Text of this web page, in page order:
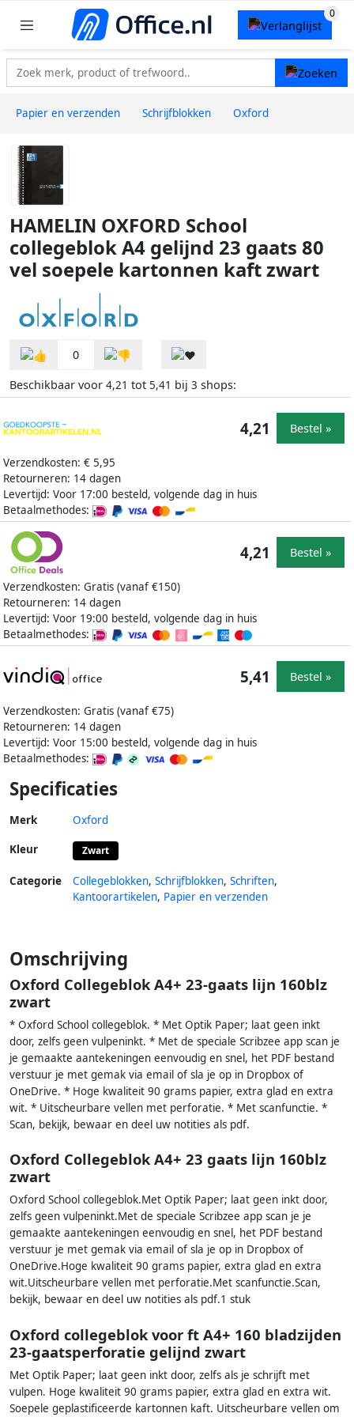
Papier en verzenden Schrijfblokken Oxford
HAMELIN OXFORD School
collegeblok A4 gelijnd 23 gaats 80
vel soepele kartonnen kaft zwart
0
Beschikbaar voor 4,21 tot 5,41 bij 3 shops:
Verzendkosten: € 5,95
Retourneren: 14 dagen
Levertijd: Voor 17:00 besteld, volgende dag in huis
Betaalmethodes:
4,21 Bestel »
Verzendkosten: Gratis (vanaf €150)
Retourneren: 14 dagen
Levertijd: Voor 19:00 besteld, volgende dag in huis
Betaalmethodes:
4,21 Bestel »
Verzendkosten: Gratis (vanaf €75)
Retourneren: 14 dagen
Levertijd: Voor 15:00 besteld, volgende dag in huis
Betaalmethodes:
5,41 Bestel »
Specificaties
Merk Oxford
Kleur Zwart
Categorie Collegeblokken, Schrijfblokken, Schriften,
Kantoorartikelen, Papier en verzenden
Omschrijving
Oxford Collegeblok A4+ 23-gaats lijn 160blz
zwart
* Oxford School collegeblok. * Met Optik Paper; laat geen inkt
door, zelfs geen vulpeninkt. * Met de speciale Scribzee app scan je
je gemaakte aantekeningen eenvoudig en snel, het PDF bestand
verstuur je met gemak via email of sla je op in Dropbox of
OneDrive. * Hoge kwaliteit 90 grams papier, extra glad en extra
wit. * Uitscheurbare vellen met perforatie. * Met scanfunctie. *
Scan, bekijk, bewaar en deel uw notities als pdf.
Oxford Collegeblok A4+ 23 gaats lijn 160blz
zwart
Oxford School collegeblok.Met Optik Paper; laat geen inkt door,
zelfs geen vulpeninkt.Met de speciale Scribzee app scan je je
gemaakte aantekeningen eenvoudig en snel, het PDF bestand
verstuur je met gemak via email of sla je op in Dropbox of
OneDrive.Hoge kwaliteit 90 grams papier, extra glad en extra
wit.Uitscheurbare vellen met perforatie.Met scanfunctie.Scan,
bekijk, bewaar en deel uw notities als pdf.1 stuk
Oxford collegeblok voor ft A4+ 160 bladzijden
23-gaatsperforatie gelijnd zwart
Met Optik Paper; laat geen inkt door, zelfs als je schrijft met
vulpen. Hoge kwaliteit 90 grams papier, extra glad en extra wit.
Soepele geplastificeerde kartonnen kaft. Uitscheurbare vellen om